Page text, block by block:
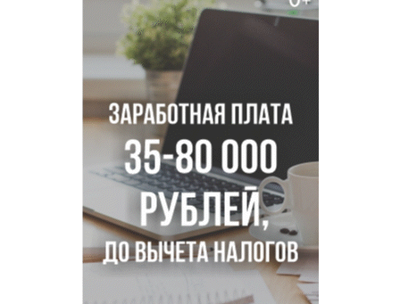
Двум бойцам СВО после минно-взрывной травмы
«оживили» нервы в Новосибирске
Персидский ковер «108 шахов» впервые вывезли из музея
Востока в Новосибирск
Актриса из Новосибирска Евгения Туркова сыграла мать
в сериале «Малой»